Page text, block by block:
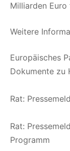
Milliarden Euro
Weitere
Europäisches
Dokumente zu
Rat:
Rat:
Programm